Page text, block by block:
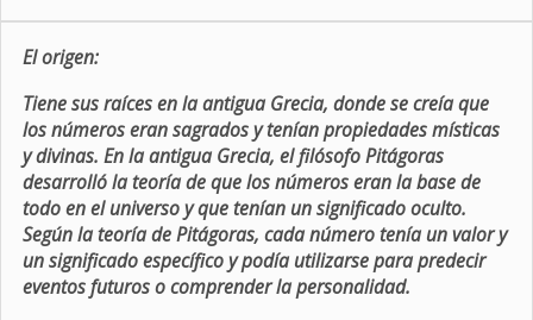
El origen:
Tiene sus raíces en la antigua Grecia, donde se creía que
los números eran sagrados y tenían propiedades místicas
y divinas. En la antigua Grecia, el filósofo Pitágoras
desarrolló la teoría de que los números eran la base de
todo en el universo y que tenían un significado oculto.
Según la teoría de Pitágoras, cada número tenía un valor y
un significado específico y podía utilizarse para predecir
eventos futuros o comprender la personalidad.